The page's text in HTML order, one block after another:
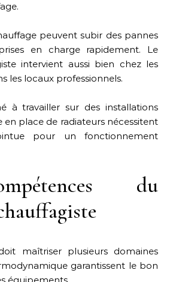
peuvent subir des pannes
en charge rapidement. Le
intervient aussi bien chez les
les locaux professionnels.
à travailler sur des installations
en place de radiateurs nécessitent
pour un fonctionnement
du
maîtriser plusieurs domaines
garantissent le bon